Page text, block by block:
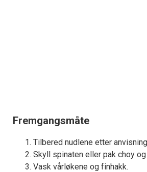
Fremgangsmåte
Tilbered nudlene etter
Skyll spinaten eller pak choy
Vask vårløkene og finhakk.